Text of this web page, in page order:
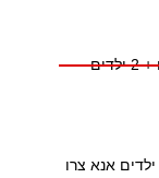
חבילה משפחתית: 2 מבוגרים + 2 ילדים –
אנא צרו